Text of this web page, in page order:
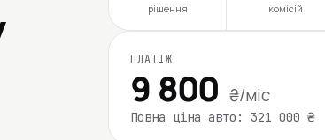
рішення
комісій
ПЛАТІЖ
9 800 ₴/міс
Повна ціна авто: 321 000 ₴